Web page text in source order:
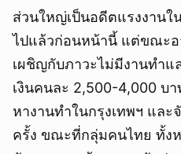
ส่วนใหญ่เป็นอดีตแรงงานใ
ไปแล้วก่อนหน้านี้ แต่ขณะ
เผชิญกับภาวะไม่มีงานทำแ
เงินคนละ 2,500-4,000 บา
หางานทำในกรุงเทพฯ แล
ครั้ง ขณะที่กลุ่มคนไทย ทั้ง